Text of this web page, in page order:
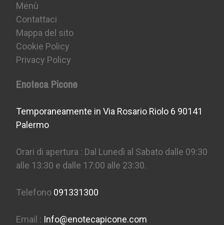
Menù
Contattaci
Mappa del sito
Cookie Policy
Privacy Policy
Enoteca Picone
Temporaneamente in Via Rosario Riolo 6 90141
Palermo
Orari di apertura : Dal Lunedì al Sabato dalle 09:30
alle 13:30 e dalle 17:00 alle 23:30.
Telefono 091331300
Email : Info@enotecapicone.com